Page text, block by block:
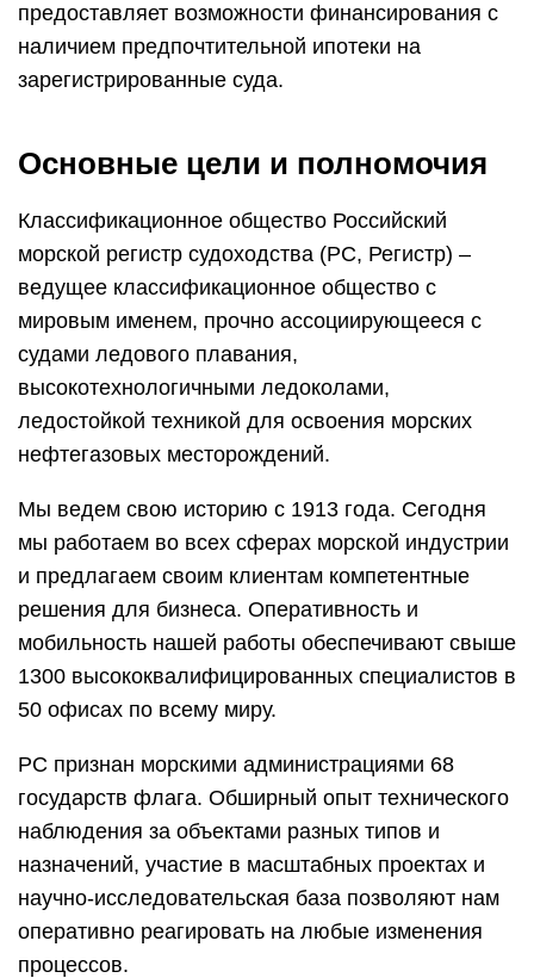
предоставляет возможности финансирования с
наличием предпочтительной ипотеки на
зарегистрированные суда.
Основные цели и полномочия
Классификационное общество Российский
морской регистр судоходства (РС, Регистр) –
ведущее классификационное общество с
мировым именем, прочно ассоциирующееся с
судами ледового плавания,
высокотехнологичными ледоколами,
ледостойкой техникой для освоения морских
нефтегазовых месторождений.
Мы ведем свою историю с 1913 года. Сегодня
мы работаем во всех сферах морской индустрии
и предлагаем своим клиентам компетентные
решения для бизнеса. Оперативность и
мобильность нашей работы обеспечивают свыше
1300 высококвалифицированных специалистов в
50 офисах по всему миру.
РС признан морскими администрациями 68
государств флага. Обширный опыт технического
наблюдения за объектами разных типов и
назначений, участие в масштабных проектах и
научно-исследовательская база позволяют нам
оперативно реагировать на любые изменения
процессов.